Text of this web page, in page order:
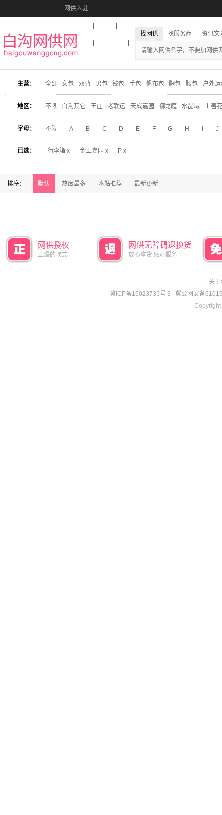
网供入驻
收藏本站
找网供 找服务商 资讯文
主营： 全部 女包 双背 男包 钱包 手包 帆布包 胸包 腰包 户外运
地区： 不限 白沟其它 王庄 老联运 天成嘉园 御龙庭 水晶域 上善
字母： 不限 A B C D E F G H J
已选： 行李箱 x 金正嘉园 x P x
排序： 默认 热度最多 本站推荐 最新更新
网供授权
正爆的款式
网供无障碍退换货
放心拿货 贴心服务
关于
冀ICP备16023735号-3
冀公网安备